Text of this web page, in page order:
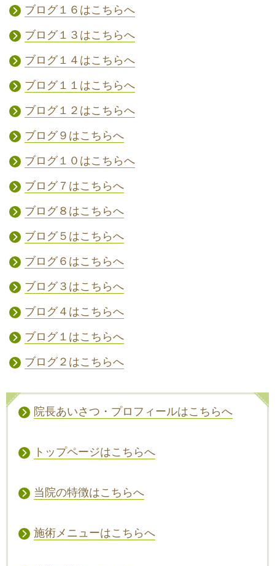
ブログ１６はこちらへ
ブログ１３はこちらへ
ブログ１４はこちらへ
ブログ１１はこちらへ
ブログ１２はこちらへ
ブログ９はこちらへ
ブログ１０はこちらへ
ブログ７はこちらへ
ブログ８はこちらへ
ブログ５はこちらへ
ブログ６はこちらへ
ブログ３はこちらへ
ブログ４はこちらへ
ブログ１はこちらへ
ブログ２はこちらへ
院長あいさつ・プロフィールはこちらへ
トップページはこちらへ
当院の特徴はこちらへ
施術メニューはこちらへ